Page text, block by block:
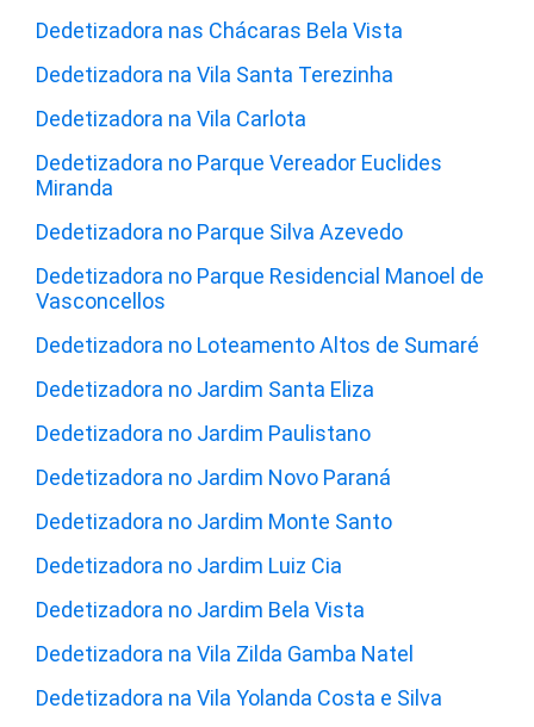
Dedetizadora nas Chácaras Bela Vista
Dedetizadora na Vila Santa Terezinha
Dedetizadora na Vila Carlota
Dedetizadora no Parque Vereador Euclides
Miranda
Dedetizadora no Parque Silva Azevedo
Dedetizadora no Parque Residencial Manoel de
Vasconcellos
Dedetizadora no Loteamento Altos de Sumaré
Dedetizadora no Jardim Santa Eliza
Dedetizadora no Jardim Paulistano
Dedetizadora no Jardim Novo Paraná
Dedetizadora no Jardim Monte Santo
Dedetizadora no Jardim Luiz Cia
Dedetizadora no Jardim Bela Vista
Dedetizadora na Vila Zilda Gamba Natel
Dedetizadora na Vila Yolanda Costa e Silva